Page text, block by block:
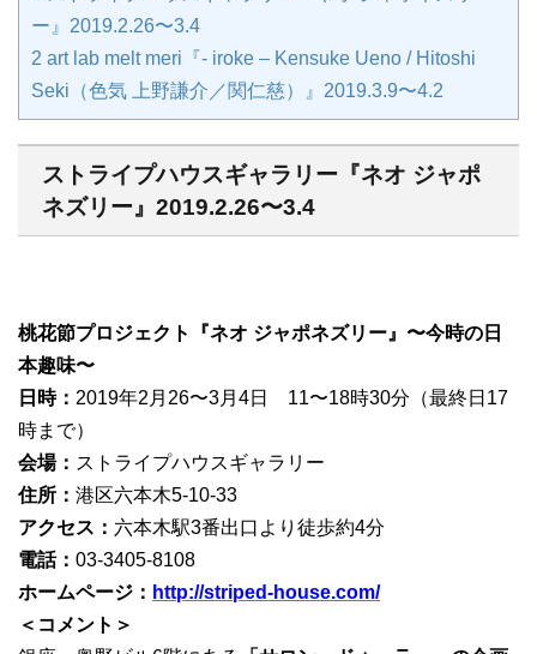
ー』2019.2.26〜3.4
2 art lab melt meri『- iroke – Kensuke Ueno / Hitoshi
Seki（色気 上野謙介／関仁慈）』2019.3.9〜4.2
ストライプハウスギャラリー『ネオ ジャポ
ネズリー』2019.2.26〜3.4
桃花節プロジェクト『ネオ ジャポネズリー』〜今時の日
本趣味〜
日時： 2019年2月26〜3月4日 11〜18時30分（最終日17
時まで）
会場： ストライプハウスギャラリー
住所： 港区六本木5-10-33
アクセス： 六本木駅3番出口より徒歩約4分
電話： 03-3405-8108
ホームページ： http://striped-house.com/
＜コメント＞